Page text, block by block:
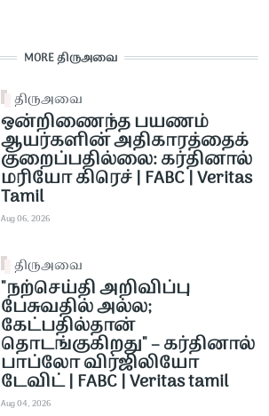
MORE திருஅவை
திருஅவை
ஒன்றிணைந்த பயணம்
ஆயர்களின் அதிகாரத்தைக்
குறைப்பதில்லை: கர்தினால்
மரியோ கிரெச் | FABC | Veritas
Tamil
Aug 06, 2026
திருஅவை
"நற்செய்தி அறிவிப்பு
பேசுவதில் அல்ல;
கேட்பதில்தான்
தொடங்குகிறது" – கர்தினால்
பாப்லோ விர்ஜிலியோ
டேவிட் | FABC | Veritas tamil
Aug 04, 2026